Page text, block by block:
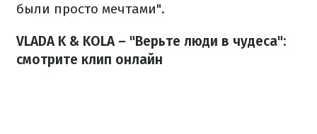
были просто мечтами".
VLADA K & KOLA – "Верьте люди в чудеса":
смотрите клип онлайн